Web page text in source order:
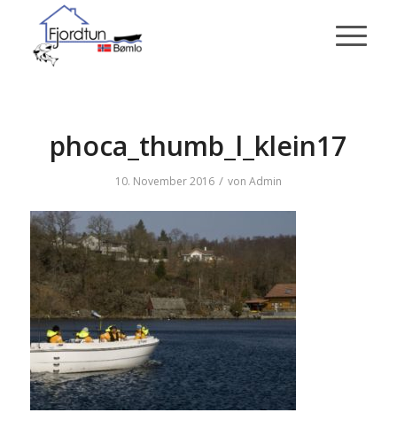
phoca_thumb_l_klein17
10. November 2016 / von Admin